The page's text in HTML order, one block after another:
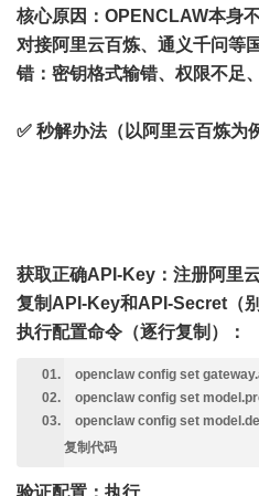
核心原因 ：OPENCLAW本身
对接阿里云百炼、通义千问等
错：密钥格式输错、权限不足
✅ 秒解办法（以阿里云百炼为
获取正确API-Key：注册阿里
复制API-Key和API-Secret（
执行配置命令（逐行复制）：
openclaw config set
openclaw config set
openclaw config set
复制代码
验证配置：执行